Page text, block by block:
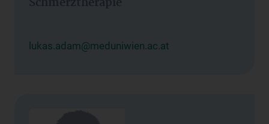
lukas.adam@meduniwien.ac.at